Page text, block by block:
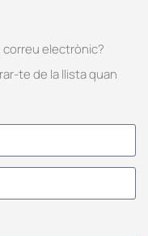
correu electrònic?
te de la llista quan